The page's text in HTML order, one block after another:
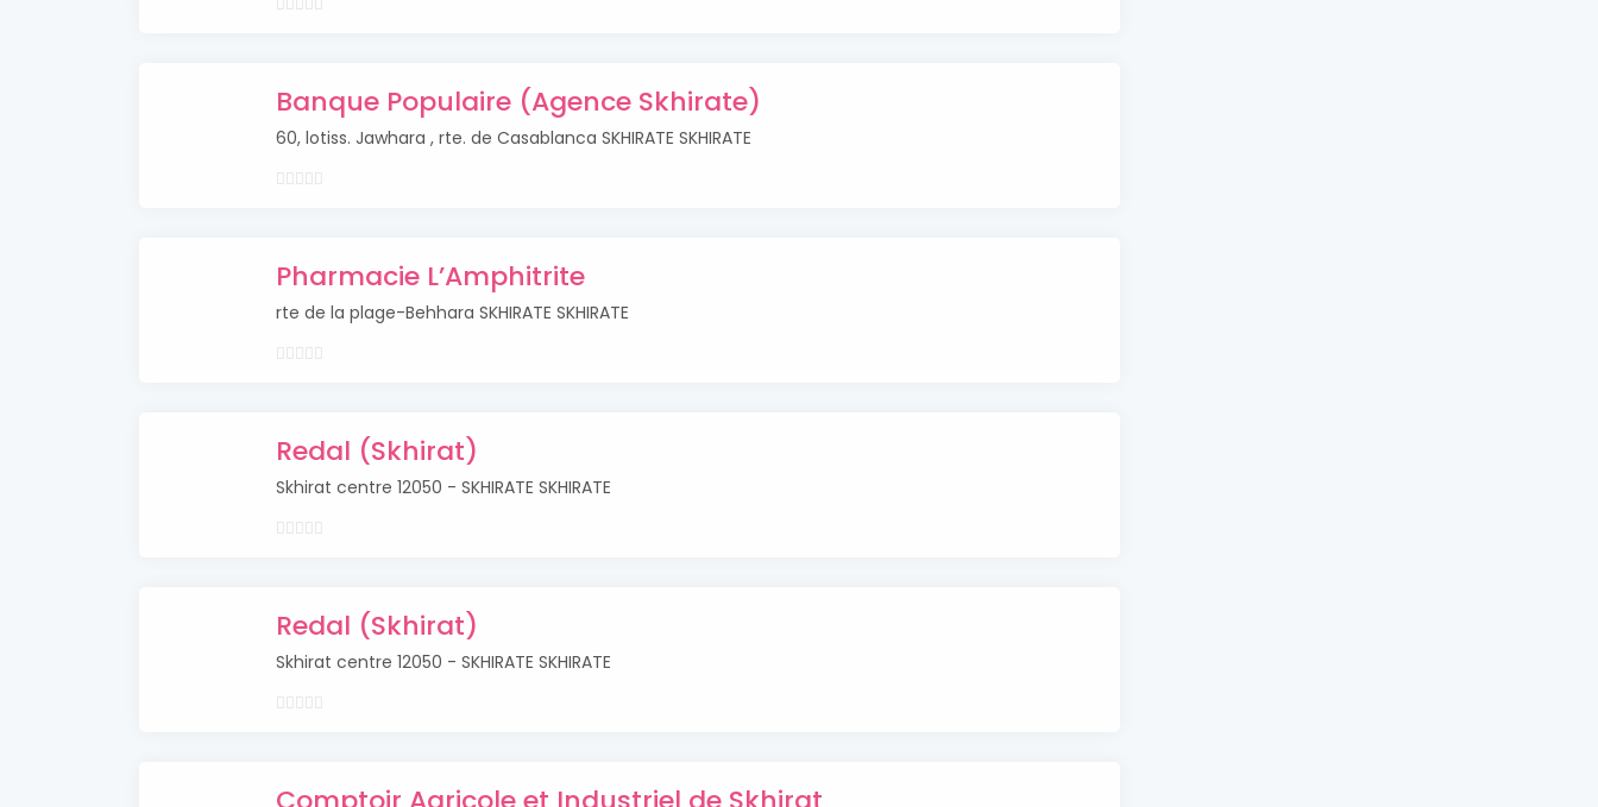
Banque Populaire (Agence Skhirate)
60, lotiss. Jawhara , rte. de Casablanca SKHIRATE SKHIRATE
Pharmacie L’Amphitrite
rte de la plage-Behhara SKHIRATE SKHIRATE
Redal (Skhirat)
Skhirat centre 12050 - SKHIRATE SKHIRATE
Redal (Skhirat)
Skhirat centre 12050 - SKHIRATE SKHIRATE